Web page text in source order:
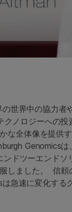
世界中の協力者
ノロジーへの
な全体像を提供
Genomics
ドツーエンド
しました。 信
急速に変化する